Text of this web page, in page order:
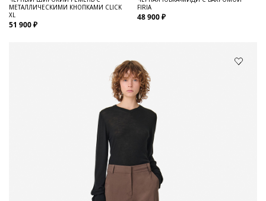
МЕТАЛЛИЧЕСКИМИ КНОПКАМИ CLICK
XL
51 900 ₽
FIRIA
48 900 ₽